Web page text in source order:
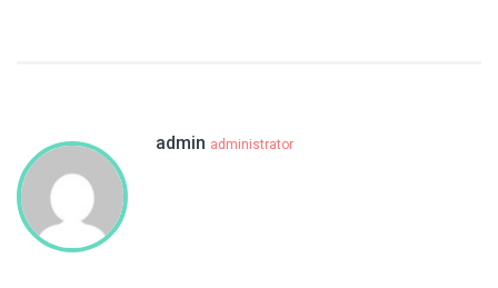
admin administrator